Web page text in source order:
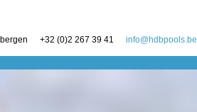
+32 (0)2 267 39 41 info@hdbpools.be